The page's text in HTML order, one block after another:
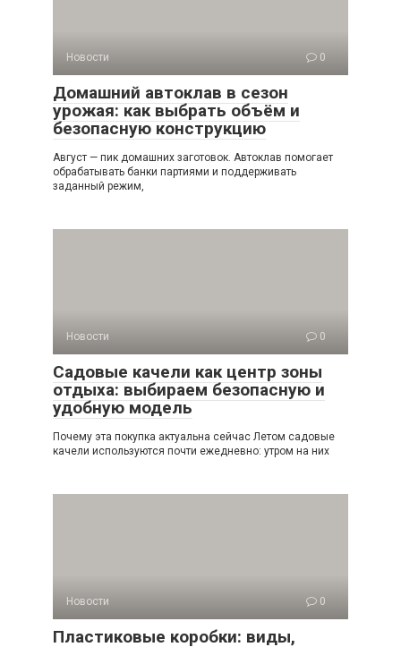
Новости 0
Домашний автоклав в сезон
урожая: как выбрать объём и
безопасную конструкцию
Август — пик домашних заготовок. Автоклав помогает
обрабатывать банки партиями и поддерживать
заданный режим,
Новости 0
Садовые качели как центр зоны
отдыха: выбираем безопасную и
удобную модель
Почему эта покупка актуальна сейчас Летом садовые
качели используются почти ежедневно: утром на них
Новости 0
Пластиковые коробки: виды,